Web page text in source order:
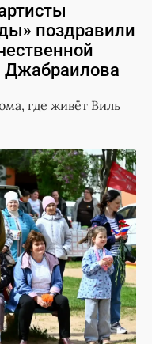
поздравили
где живёт Виль